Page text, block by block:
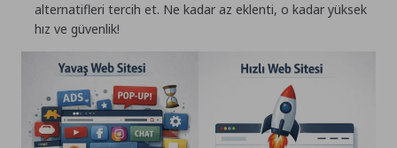
alternatifleri tercih et. Ne kadar az eklenti, o kadar yüksek
hız ve güvenlik!